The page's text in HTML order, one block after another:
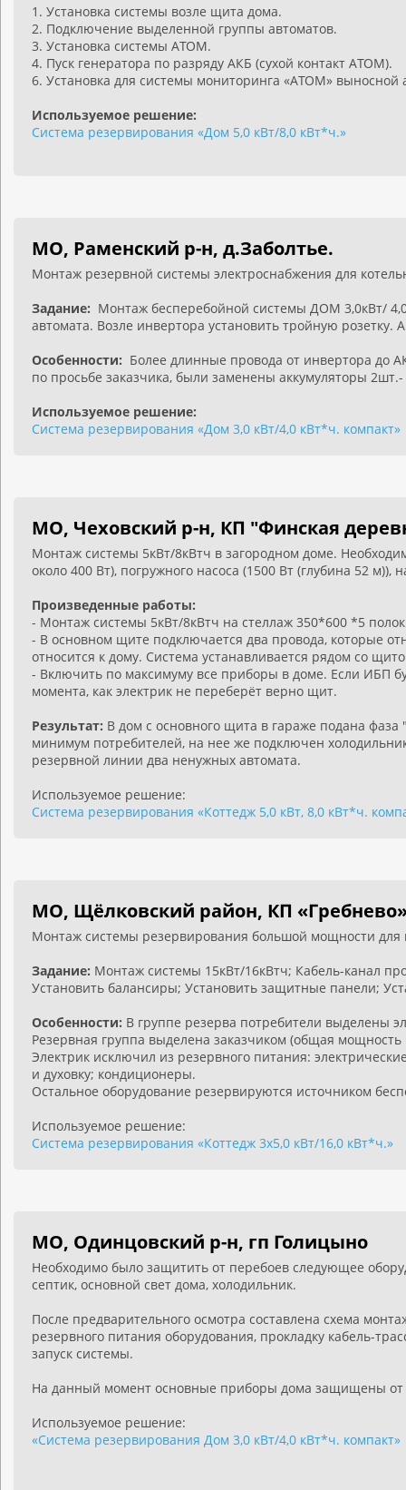
1. Установка системы возле щита дома.
2. Подключение выделенной группы автоматов.
3. Установка системы АТОМ.
4. Пуск генератора по разряду АКБ (сухой контакт АТОМ).
6. Установка для системы мониторинга «АТОМ» выносной
Используемое решение:
Система резервирования «Дом 5,0 кВт/8,0 кВт*ч.»
МО, Раменский р-н, д.Заболтье.
Монтаж резервной системы электроснабжения для
Задание: Монтаж бесперебойной системы ДОМ 3,0кВт/
автомата. Возле инвертора установить тройную
Особенности: Более длинные провода от инвертора до
по просьбе заказчика, были заменены аккумуляторы
Используемое решение:
Система резервирования «Дом 3,0 кВт/4,0 кВт*ч. компакт»
МО, Чеховский р-н, КП "Финская
Монтаж системы 5кВт/8кВтч в загородном доме.
около 400 Вт), погружного насоса (1500 Вт (глубина 52 м)),
Произведенные работы:
- Монтаж системы 5кВт/8кВтч на стеллаж 350*600 *5
- В основном щите подключается два провода, которые
относится к дому. Система устанавливается рядом со
- Включить по максимуму все приборы в доме. Если ИБП
момента, как электрик не переберёт верно щит.
Результат: В дом с основного щита в гараже подана
минимум потребителей, на нее же подключен
резервной линии два ненужных автомата.
Используемое решение:
Система резервирования «Коттедж 5,0 кВт, 8,0 кВт*ч.
МО, Щёлковский район, КП
Монтаж системы резервирования большой мощности для
Задание: Монтаж системы 15кВт/16кВтч; Кабель-канал
Установить балансиры; Установить защитные панели;
Особенности: В группе резерва потребители выделены
Резервная группа выделена заказчиком (общая мощность
Электрик исключил из резервного питания:
и духовку; кондиционеры.
Остальное оборудование резервируются источником
Используемое решение:
Система резервирования «Коттедж 3х5,0 кВт/16,0 кВт*ч.»
МО, Одинцовский р-н, гп Голицыно
Необходимо было защитить от перебоев следующее
септик, основной свет дома, холодильник.
После предварительного осмотра составлена схема
резервного питания оборудования, прокладку кабель-
запуск системы.
На данный момент основные приборы дома защищены от
Используемое решение:
«Система резервирования Дом 3,0 кВт/4,0 кВт*ч. компакт»